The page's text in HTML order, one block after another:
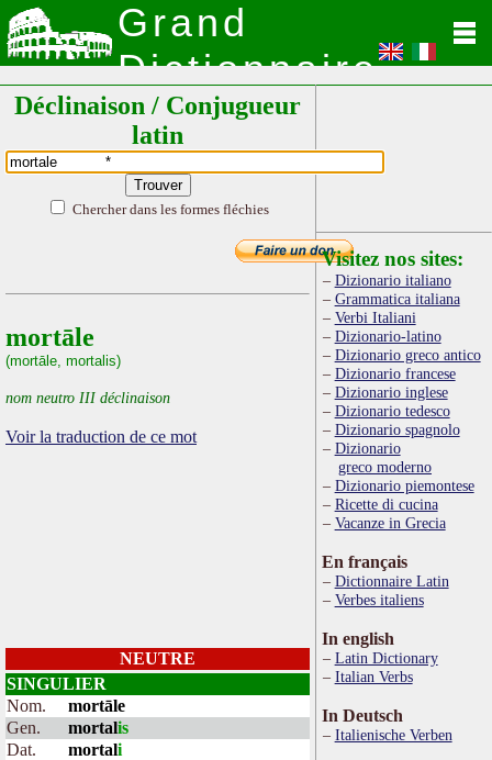
Grand
Dictionnaire
Latin
Déclinaison / Conjugueur
latin
Chercher dans les formes fléchies
mortāle
(mortāle, mortalis)
nom neutro III déclinaison
Voir la traduction de ce mot
NEUTRE
SINGULIER
Nom.
mortāle
Gen.
mortalis
Dat.
mortali
Visitez nos sites:
Dizionario italiano
Grammatica italiana
Verbi Italiani
Dizionario-latino
Dizionario greco antico
Dizionario francese
Dizionario inglese
Dizionario tedesco
Dizionario spagnolo
Dizionario
greco moderno
Dizionario piemontese
Ricette di cucina
Vacanze in Grecia
En français
Dictionnaire Latin
Verbes italiens
In english
Latin Dictionary
Italian Verbs
In Deutsch
Italienische Verben